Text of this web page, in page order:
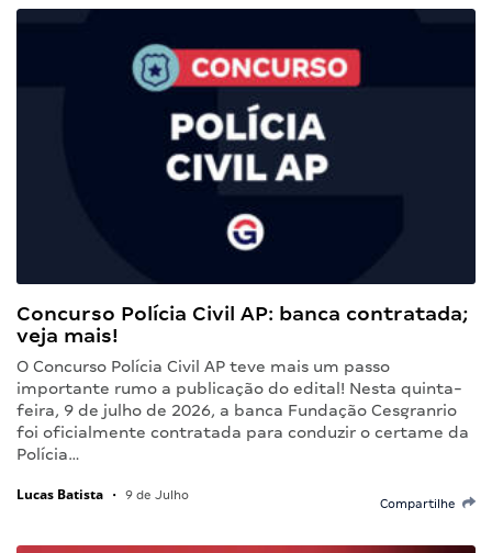
Concurso Polícia Civil AP: banca contratada;
veja mais!
O Concurso Polícia Civil AP teve mais um passo
importante rumo a publicação do edital! Nesta quinta-
feira, 9 de julho de 2026, a banca Fundação Cesgranrio
foi oficialmente contratada para conduzir o certame da
Polícia…
Lucas Batista • 9 de Julho
Compartilhe